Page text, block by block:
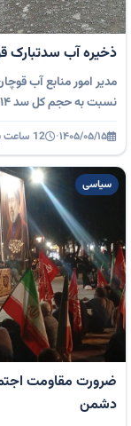
ذخیره آب سدتبارک
مدیر امور منابع آب
نسبت به حجم کل سد ۱۴ درصد است و با توجه به …
۱۴۰۵/۰۵/۱۵· 12 ساعت پیش
سیاسی
ضرورت مقاومت
دشمن